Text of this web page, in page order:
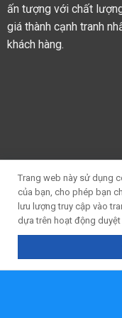
ấn tượng với chất
giá thành cạnh tranh
khách hàng.
Google Maps
Trang web này sử dụng
của bạn, cho phép bạn
lưu lượng truy cập vào
dựa trên hoạt động
Chat với